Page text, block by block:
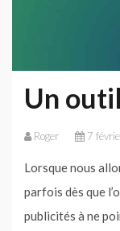
Un
Roger 7
Lorsque nous
parfois dès que
publicités à ne